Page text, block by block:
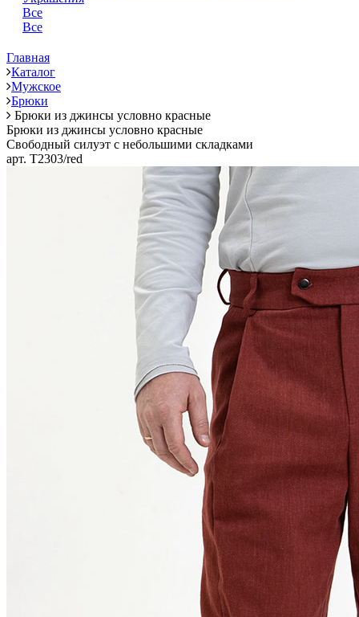
Все
Все
Главная
Каталог
Мужское
Брюки
Брюки из джинсы условно красные
Брюки из джинсы условно красные
Свободный силуэт с небольшими складками
арт. T2303/red